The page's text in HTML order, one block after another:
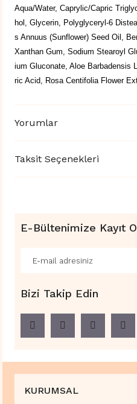
Aqua/Water, Caprylic/Capric
hol, Glycerin, Polyglyceryl-6
s Annuus (Sunflower) Seed Oil,
Xanthan Gum, Sodium Stearoyl
ium Gluconate, Aloe Barbadensis
ric Acid, Rosa Centifolia Flower
Yorumlar
Taksit Seçenekleri
E-Bültenimize Kayıt
Bizi Takip Edin
KURUMSAL